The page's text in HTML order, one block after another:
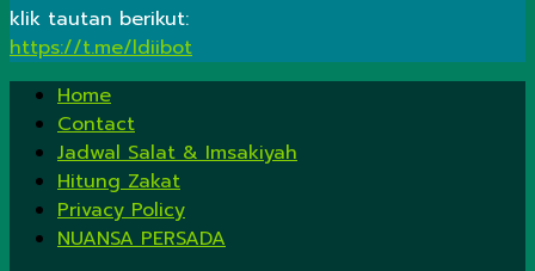
klik tautan berikut:
https://t.me/ldiibot
Home
Contact
Jadwal Salat & Imsakiyah
Hitung Zakat
Privacy Policy
NUANSA PERSADA